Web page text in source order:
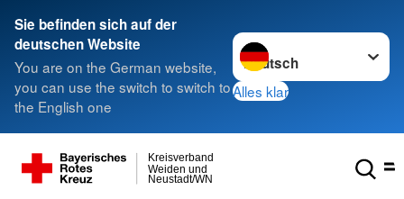
Sie befinden sich auf der
deutschen Website
You are on the German website,
you can use the switch to switch to
the English one
Sprache wechseln zu
Alles klar
Neustadt/WN
Weiden und
Kreisverband